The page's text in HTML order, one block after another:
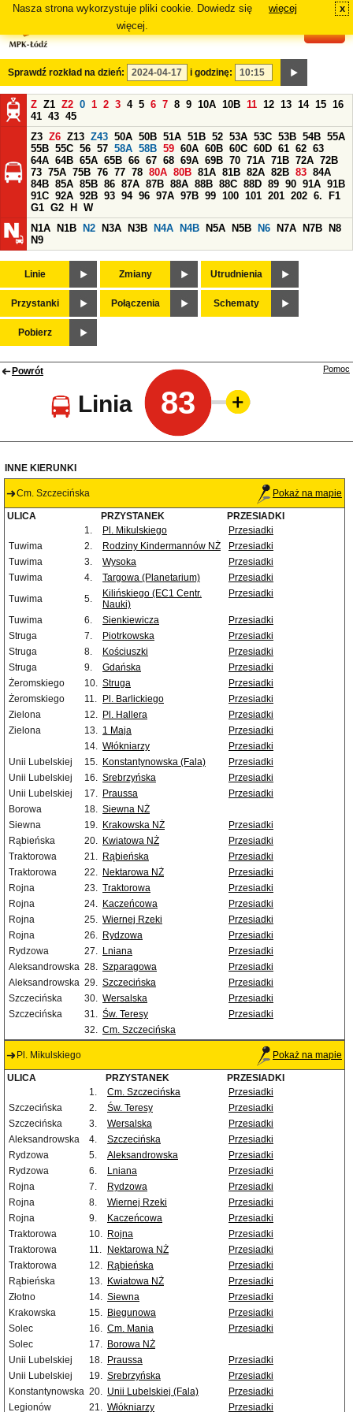
Nasza strona wykorzystuje pliki cookie. Dowiedz się
więcej.
więcej x
Sprawdź rozkład na dzień: i godzinę:
Z Z1 Z2 0 1 2 3 4 5 6 7 8 9 10A 10B 11 12 13 14 15 16
41 43 45
Z3 Z6 Z13 Z43 50A 50B 51A 51B 52 53A 53C 53B 54B 55A
55B 55C 56 57 58A 58B 59 60A 60B 60C 60D 61 62 63
64A 64B 65A 65B 66 67 68 69A 69B 70 71A 71B 72A 72B
73 75A 75B 76 77 78 80A 80B 81A 81B 82A 82B 83 84A
84B 85A 85B 86 87A 87B 88A 88B 88C 88D 89 90 91A 91B
91C 92A 92B 93 94 96 97A 97B 99 100 101 201 202 6.
F1
G1 G2 H
W
N1A
N1B N2 N3A N3B N4A N4B N5A N5B N6 N7A N7B
N8
N9
Linie Zmiany Utrudnienia
Przystanki Połączenia Schematy
Pobierz
Powrót
Linia 83
Pomoc
INNE KIERUNKI
Cm. Szczecińska Pokaż na mapie
ULICA PRZYSTANEK
PRZESIADKI
1.
Pl. Mikulskiego
Przesiadki
Tuwima
2. Rodziny Kindermannów NŻ
Przesiadki
Tuwima
3. Wysoka
Przesiadki
Tuwima
4. Targowa (Planetarium)
Przesiadki
Tuwima
5.
Kilińskiego (EC1 Centr.
Nauki)
Przesiadki
Tuwima 6. Sienkiewicza
Przesiadki
Struga
7. Piotrkowska
Przesiadki
Struga
8. Kościuszki
Przesiadki
Struga
9. Gdańska
Przesiadki
Żeromskiego
10. Struga
Przesiadki
Żeromskiego
11. Pl. Barlickiego
Przesiadki
Zielona
12. Pl. Hallera
Przesiadki
Zielona
13. 1 Maja
Przesiadki
14. Włókniarzy
Przesiadki
Unii Lubelskiej
15. Konstantynowska (Fala)
Przesiadki
Unii Lubelskiej
16. Srebrzyńska
Przesiadki
Unii Lubelskiej
17. Praussa
Przesiadki
Borowa
18. Siewna NŻ
Siewna
19. Krakowska NŻ
Przesiadki
Rąbieńska
20. Kwiatowa NŻ
Przesiadki
Traktorowa
21. Rąbieńska
Przesiadki
Traktorowa
22. Nektarowa NŻ
Przesiadki
Rojna
23. Traktorowa
Przesiadki
Rojna
24. Kaczeńcowa
Przesiadki
Rojna
25. Wiernej Rzeki
Przesiadki
Rojna
26. Rydzowa
Przesiadki
Rydzowa
27. Lniana
Przesiadki
Aleksandrowska 28. Szparagowa
Przesiadki
Aleksandrowska 29. Szczecińska
Przesiadki
Szczecińska
30. Wersalska
Przesiadki
Szczecińska
31. Św. Teresy
Przesiadki
32. Cm. Szczecińska
Pl. Mikulskiego Pokaż na mapie
ULICA PRZYSTANEK
PRZESIADKI
1.
Cm. Szczecińska
Przesiadki
Szczecińska
2. Św. Teresy
Przesiadki
Szczecińska
3. Wersalska
Przesiadki
Aleksandrowska
4. Szczecińska
Przesiadki
Rydzowa
5. Aleksandrowska
Przesiadki
Rydzowa
6. Lniana
Przesiadki
Rojna
7. Rydzowa
Przesiadki
Rojna
8. Wiernej Rzeki
Przesiadki
Rojna
9. Kaczeńcowa
Przesiadki
Traktorowa
10. Rojna
Przesiadki
Traktorowa
11. Nektarowa NŻ
Przesiadki
Traktorowa
12. Rąbieńska
Przesiadki
Rąbieńska
13. Kwiatowa NŻ
Przesiadki
Złotno
14. Siewna
Przesiadki
Krakowska
15. Biegunowa
Przesiadki
Solec
16. Cm. Mania
Przesiadki
Solec
17. Borowa NŻ
Unii Lubelskiej
18. Praussa
Przesiadki
Unii Lubelskiej
19. Srebrzyńska
Przesiadki
Konstantynowska 20. Unii Lubelskiej (Fala)
Przesiadki
Legionów
21. Włókniarzy Przesiadki